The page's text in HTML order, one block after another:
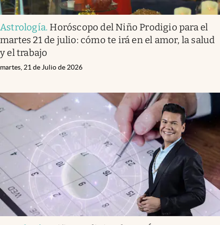
Astrología. Horóscopo del Niño Prodigio para el
martes 21 de julio: cómo te irá en el amor, la salud
y el trabajo
martes, 21 de Julio de 2026